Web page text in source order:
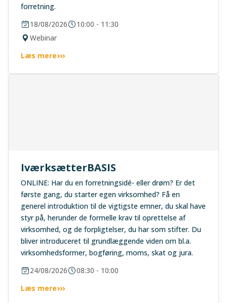
forretning.
18/08/2026
10:00 - 11:30
Webinar
Læs mere
IværksætterBASIS
ONLINE: Har du en forretningsidé- eller drøm? Er det
første gang, du starter egen virksomhed? Få en
generel introduktion til de vigtigste emner, du skal have
styr på, herunder de formelle krav til oprettelse af
virksomhed, og de forpligtelser, du har som stifter. Du
bliver introduceret til grundlæggende viden om bl.a.
virksomhedsformer, bogføring, moms, skat og jura.
24/08/2026
08:30 - 10:00
Læs mere